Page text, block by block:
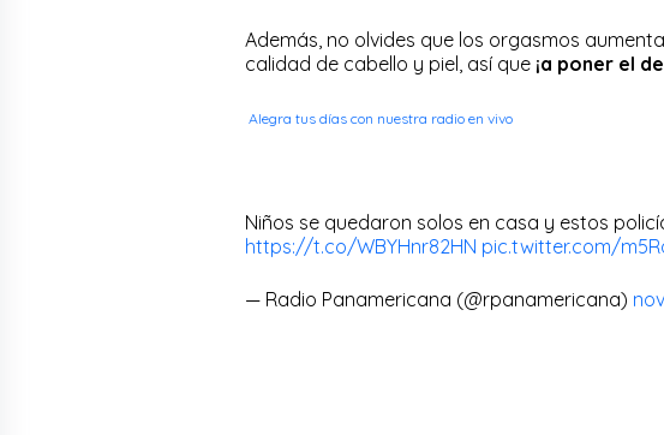
Además, no olvides que los orgasmos
calidad de cabello y piel, así que ¡a poner el
Alegra tus días con nuestra radio en vivo
Niños se quedaron solos en casa y estos
https://t.co/WBYHnr82HN pic.twitter.com/
— Radio Panamericana (@rpanamericana)